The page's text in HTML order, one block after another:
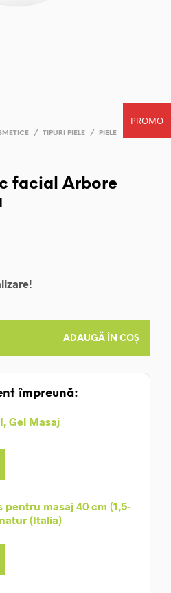
PROMO
/ TIPURI PIELE /
PIELE
facial Arbore
ADAUGĂ ÎN COȘ
împreună:
Gel Masaj
pentru masaj 40 cm (1,5-
(Italia)